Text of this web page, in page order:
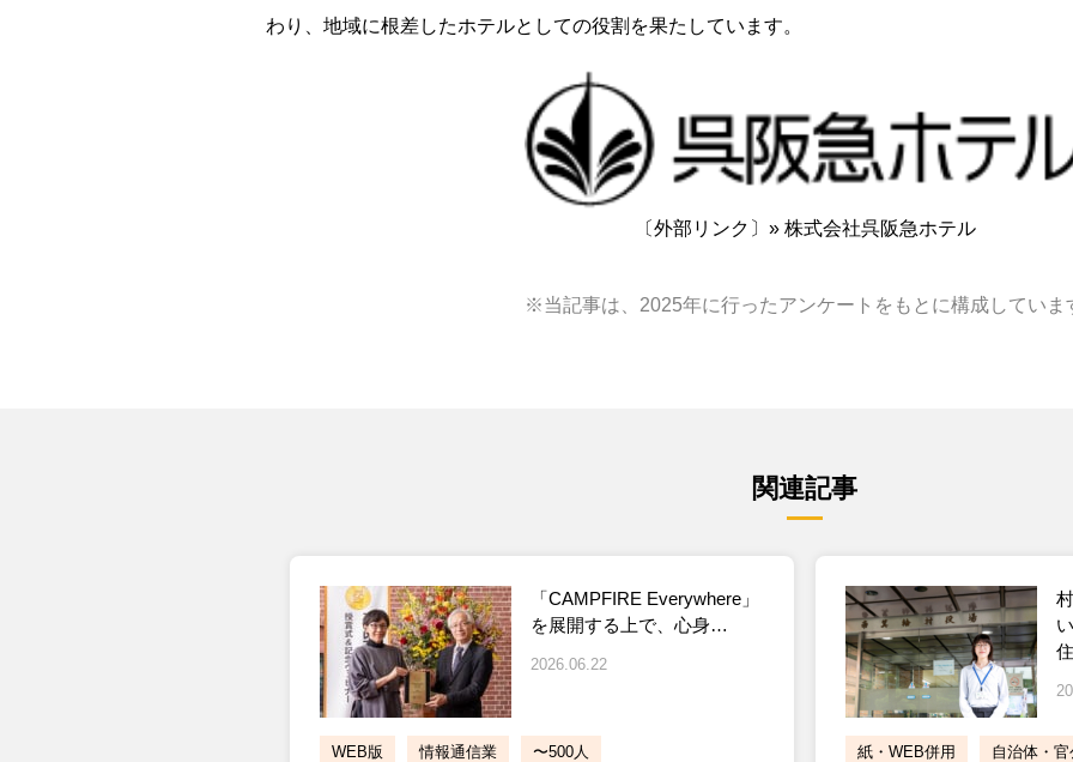
わり、地域に根差したホテルとしての役割を果たしています。
〔外部リンク〕» 株式会社呉阪急ホテル
※当記事は、2025年に行ったアンケートをもとに構成していま
関連記事
「CAMPFIRE Everywhere」
を展開する上で、心身…
2026.06.22
WEB版 情報通信業 〜500人 紙・WEB併用 自治体・官